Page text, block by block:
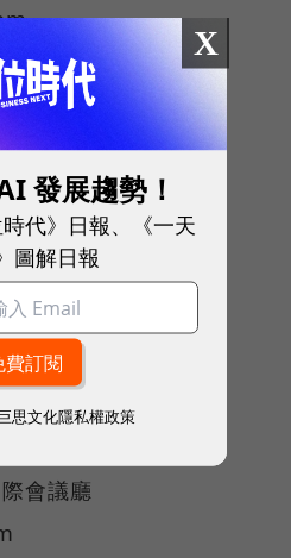
階梯教室
11樓會議廳
會議廳
X
發展趨勢！
代》日報、《一天
圖解日報
思文化隱私權政策